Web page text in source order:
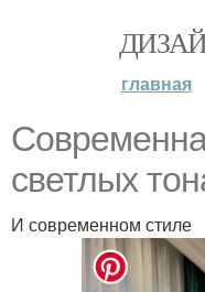
главная
светлых
И современном стиле